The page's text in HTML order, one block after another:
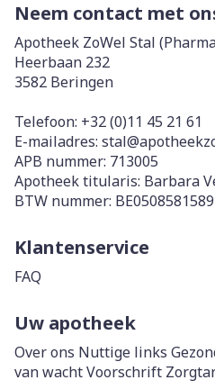
Neem contact met
Apotheek ZoWel Stal
Heerbaan 232
3582 Beringen
Telefoon: +32 (0)11 45 21 61
E-mailadres: stal@
APB nummer: 713005
Apotheek titularis: Barbara
BTW nummer: BE0508581589
Klantenservice
FAQ
Uw apotheek
Over ons Nuttige links
van wachtVoorschrift